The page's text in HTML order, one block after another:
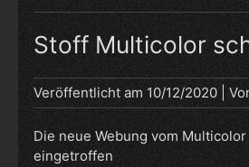
Stoff Multicolor
Veröffentlicht am10/12/2020 |
Die neue Webung vom
eingetroffen